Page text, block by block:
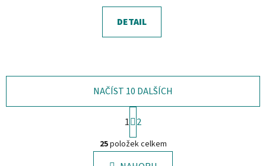
DETAIL
O
v
l
NAČÍST 10 DALŠÍCH
S
t
r
á
n
1 2
25položek celkem